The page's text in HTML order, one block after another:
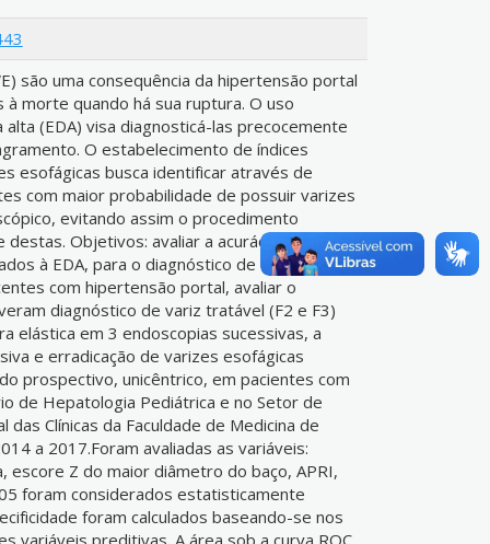
são uma consequência da hipertensão portal
morte quando há sua ruptura. O uso
(EDA) visa diagnosticá-las precocemente
O estabelecimento de índices
esofágicas busca identificar através de
com maior probabilidade de possuir varizes
evitando assim o procedimento
destas. Objetivos: avaliar a acurácia de testes
à EDA, para o diagnóstico de varizes
com hipertensão portal, avaliar o
diagnóstico de variz tratável (F2 e F3)
elástica em 3 endoscopias sucessivas, a
e erradicação de varizes esofágicas
prospectivo, unicêntrico, em pacientes com
de Hepatologia Pediátrica e no Setor de
Clínicas da Faculdade de Medicina de
a 2017.Foram avaliadas as variáveis:
escore Z do maior diâmetro do baço, APRI,
foram considerados estatisticamente
foram calculados baseando-se nos
variáveis preditivas. A área sob a curva ROC